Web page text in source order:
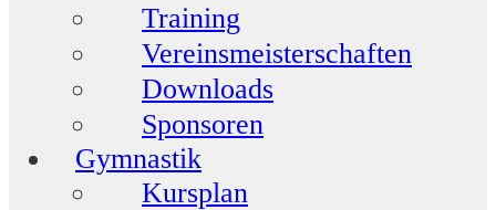
Training
Vereinsmeisterschaften
Downloads
Sponsoren
Gymnastik
Kursplan